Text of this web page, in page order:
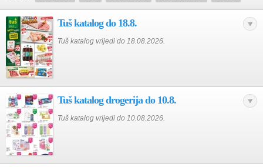
Tuš katalog do 18.8.
Tuš katalog vrijedi do 18.08.2026.
Tuš katalog drogerija do 10.8.
Tuš katalog vrijedi do 10.08.2026.